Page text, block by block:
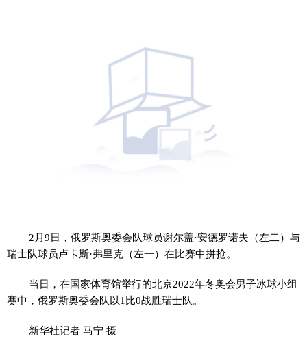
2月9日，俄罗斯奥委会队球员谢尔盖·安德罗诺夫（左二）与
瑞士队球员卢卡斯·弗里克（左一）在比赛中拼抢。
当日，在国家体育馆举行的北京2022年冬奥会男子冰球小组
赛中，俄罗斯奥委会队以1比0战胜瑞士队。
新华社记者 马宁 摄